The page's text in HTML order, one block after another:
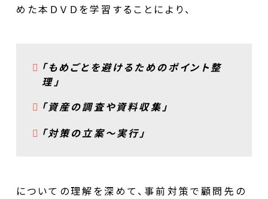
めた本ＤＶＤを学習することにより、
「もめごとを避けるためのポイント整
理」
「資産の調査や資料収集」
「対策の立案～実行」
についての理解を深めて、事前対策で顧問先の